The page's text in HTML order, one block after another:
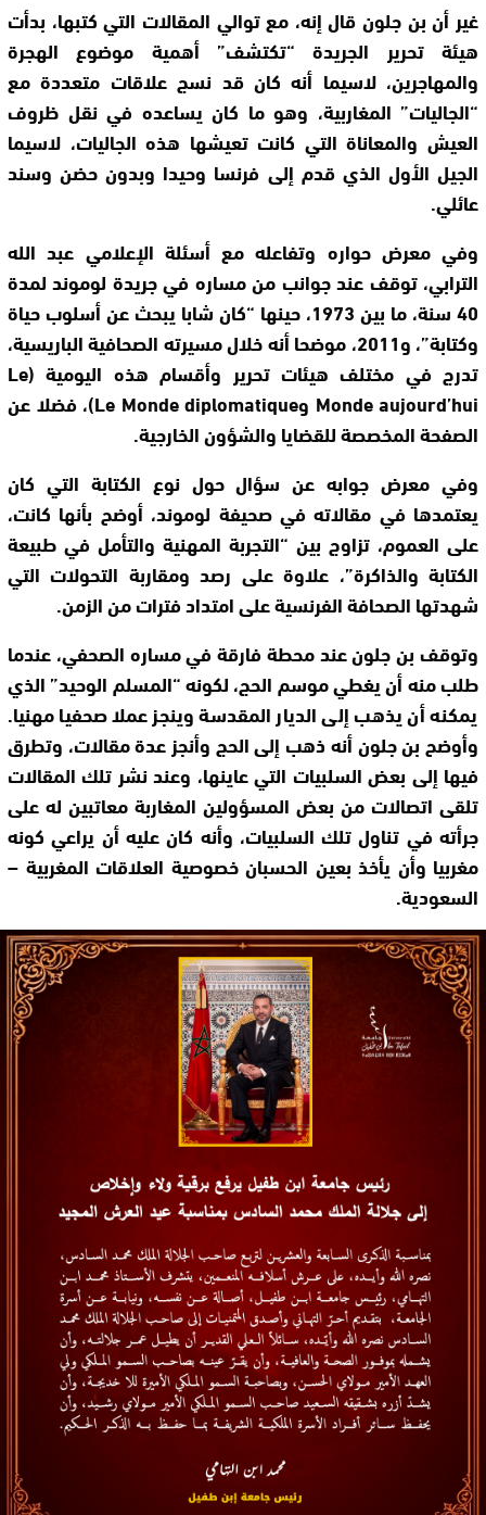
غير أن بن جلون قال إنه، مع توالي المقالات التي كتبها، بدأت
هيئة تحرير الجريدة “تكتشف” أهمية موضوع الهجرة
والمهاجرين، لاسيما أنه كان قد نسج علاقات متعددة مع
“الجاليات” المغاربية، وهو ما كان يساعده في نقل ظروف
العيش والمعاناة التي كانت تعيشها هذه الجاليات، لاسيما
الجيل الأول الذي قدم إلى فرنسا وحيدا وبدون حضن وسند
عائلي.
وفي معرض حواره وتفاعله مع أسئلة الإعلامي عبد الله
الترابي، توقف عند جوانب من مساره في جريدة لوموند لمدة
40 سنة، ما بين 1973، حينها “كان شابا يبحث عن أسلوب حياة
وكتابة”، و2011، موضحا أنه خلال مسيرته الصحافية الباريسية،
تدرج في مختلف هيئات تحرير وأقسام هذه اليومية (Le
Monde aujourd’hui وLe Monde diplomatique)، فضلا عن
الصفحة المخصصة للقضايا والشؤون الخارجية.
وفي معرض جوابه عن سؤال حول نوع الكتابة التي كان
يعتمدها في مقالاته في صحيفة لوموند، أوضح بأنها كانت،
على العموم، تزاوج بين “التجربة المهنية والتأمل في طبيعة
الكتابة والذاكرة”، علاوة على رصد ومقاربة التحولات التي
شهدتها الصحافة الفرنسية على امتداد فترات من الزمن.
وتوقف بن جلون عند محطة فارقة في مساره الصحفي، عندما
طلب منه أن يغطي موسم الحج، لكونه “المسلم الوحيد” الذي
يمكنه أن يذهب إلى الديار المقدسة وينجز عملا صحفيا مهنيا.
وأوضح بن جلون أنه ذهب إلى الحج وأنجز عدة مقالات، وتطرق
فيها إلى بعض السلبيات التي عاينها، وعند نشر تلك المقالات
تلقى اتصالات من بعض المسؤولين المغاربة معاتبين له على
جرأته في تناول تلك السلبيات، وأنه كان عليه أن يراعي كونه
مغربيا وأن يأخذ بعين الحسبان خصوصية العلاقات المغربية –
السعودية.